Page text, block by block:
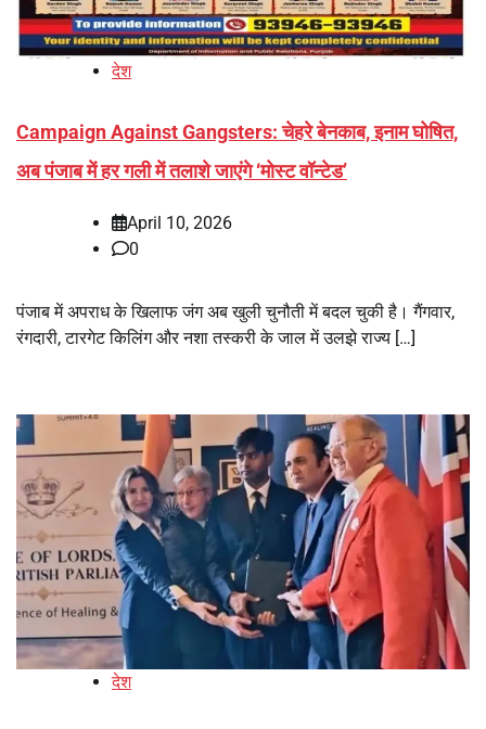
देश
Campaign Against Gangsters: चेहरे बेनकाब, इनाम घोषित,
अब पंजाब में हर गली में तलाशे जाएंगे ‘मोस्ट वॉन्टेड’
April 10, 2026
0
पंजाब में अपराध के खिलाफ जंग अब खुली चुनौती में बदल चुकी है। गैंगवार,
रंगदारी, टारगेट किलिंग और नशा तस्करी के जाल में उलझे राज्य […]
देश